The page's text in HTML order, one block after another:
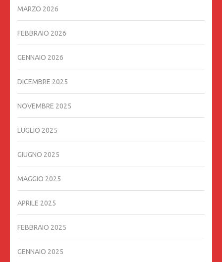
MARZO 2026
FEBBRAIO 2026
GENNAIO 2026
DICEMBRE 2025
NOVEMBRE 2025
LUGLIO 2025
GIUGNO 2025
MAGGIO 2025
APRILE 2025
FEBBRAIO 2025
GENNAIO 2025